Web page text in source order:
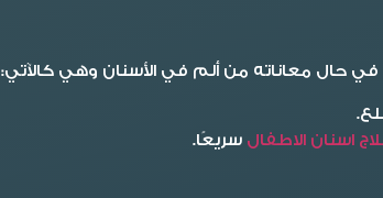
حال معاناته من ألم في الأسنان وهي كالآتي:
اسنان الاطفال سريعًا.